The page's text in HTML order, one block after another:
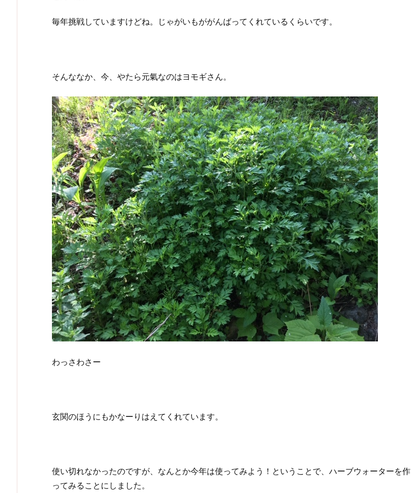
毎年挑戦していますけどね。じゃがいもががんばってくれているくらいです。
そんななか、今、やたら元氣なのはヨモギさん。
わっさわさー
玄関のほうにもかなーりはえてくれています。
使い切れなかったのですが、なんとか今年は使ってみよう！ということで、ハーブウォーターを作
ってみることにしました。